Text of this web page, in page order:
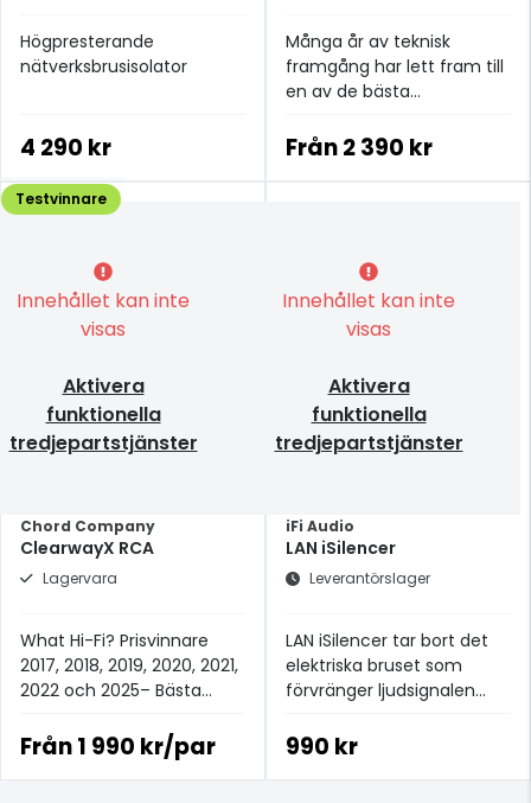
Högpresterande
nätverksbrusisolator
4 290 kr
Många år av teknisk
framgång har lett fram till
en av de bästa
prisklassen.
Från2 390 kr
Innehållet kan inte
visas
Aktivera
funktionella
tredjepartstjänster
Chord Company
ClearwayX RCA
Lagervara
What Hi-Fi? Prisvinnare
2017, 2018, 2019, 2020, 2021,
2022 och 2025– Bästa
£100+.
Testvinnare
Från1 990 kr/par
Innehållet kan inte
visas
Aktivera
funktionella
tredjepartstjänster
iFi Audio
LAN iSilencer
Leverantörslager
LAN iSilencer tar bort det
elektriska bruset som
förvränger ljudsignalen
990 kr